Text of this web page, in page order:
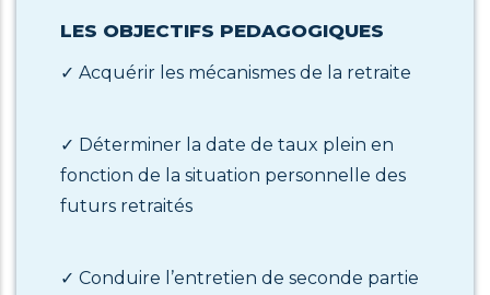
LES OBJECTIFS PEDAGOGIQUES
✓ Acquérir les mécanismes de la retraite
✓ Déterminer la date de taux plein en
fonction de la situation personnelle des
futurs retraités
✓ Conduire l’entretien de seconde partie